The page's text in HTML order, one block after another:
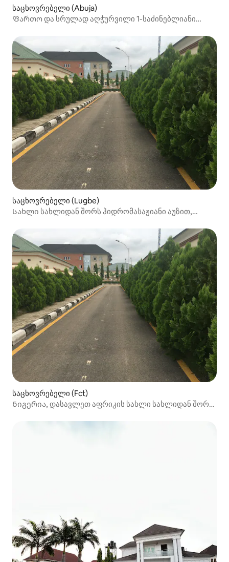
საცხოვრებელი (Abuja)
Ფართო და სრულად აღჭურვილი 1-საძინებლიანი
საცხოვრებელი (Lugbe)
Სახლი სახლიდან შორს ჰიდრომასაჟიანი აუზით,
საცხოვრებელი (Fct)
Ნიგერია, დასავლეთ აფრიკის სახლი სახლიდან შორს,